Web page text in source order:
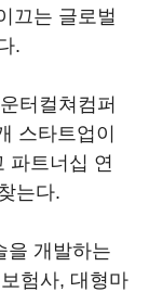
끄는 글로벌
.
터컬쳐컴퍼
스타트업이
파트너십 연
는다.
을 개발하는
험사, 대형마